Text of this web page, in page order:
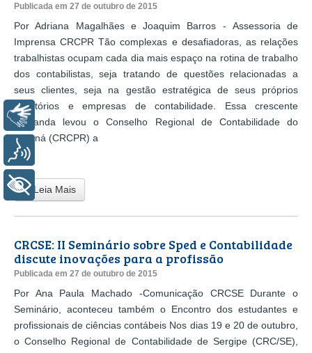
Publicada em 27 de outubro de 2015
Por Adriana Magalhães e Joaquim Barros - Assessoria de
Imprensa CRCPR Tão complexas e desafiadoras, as relações
trabalhistas ocupam cada dia mais espaço na rotina de trabalho
dos contabilistas, seja tratando de questões relacionadas a
seus clientes, seja na gestão estratégica de seus próprios
escritórios e empresas de contabilidade. Essa crescente
demanda levou o Conselho Regional de Contabilidade do
Paraná (CRCPR) a
...
Leia Mais
CRCSE: II Seminário sobre Sped e Contabilidade
discute inovações para a profissão
Publicada em 27 de outubro de 2015
Por Ana Paula Machado -Comunicação CRCSE Durante o
Seminário, aconteceu também o Encontro dos estudantes e
profissionais de ciências contábeis Nos dias 19 e 20 de outubro,
o Conselho Regional de Contabilidade de Sergipe (CRC/SE),
+ Acessibilidade